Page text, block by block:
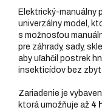
Elektrický-manuálny
univerzálny model,
s možnosťou
pre záhrady, sady,
aby uľahčil postrek
insekticídov bez
Zariadenie je
ktorá umožňuje až 4